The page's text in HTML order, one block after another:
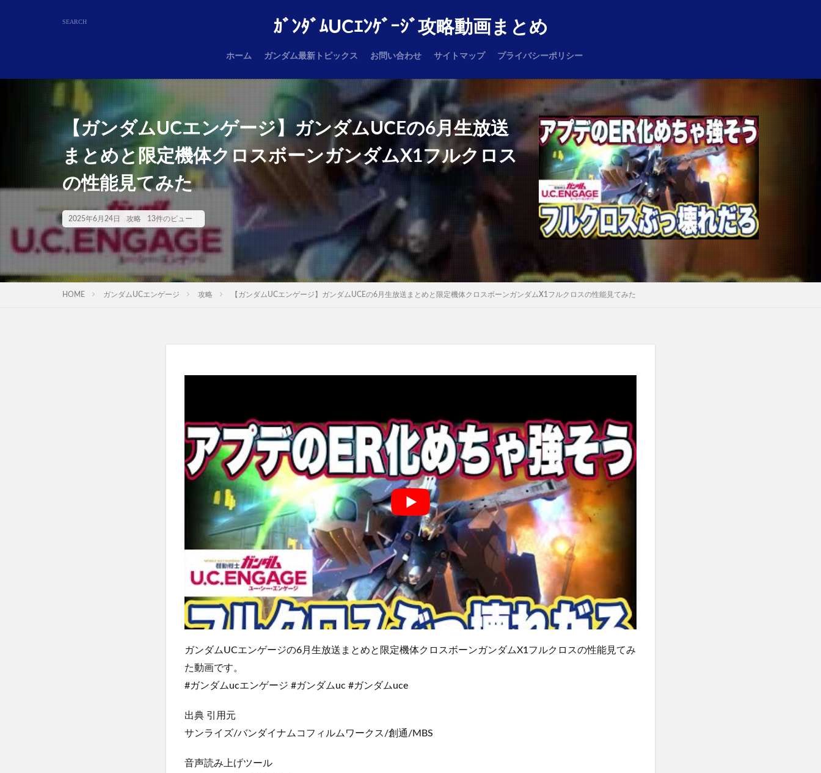
ｶﾞﾝﾀﾞﾑUCｴﾝｹﾞｰｼﾞ攻略動画まとめ
ホーム ガンダム最新トピックス お問い合わせ サイトマップ プライバシーポリシー
【ガンダムUCエンゲージ】ガンダムUCEの6月生放送
まとめと限定機体クロスボーンガンダムX1フルクロス
の性能見てみた
2025年6月24日 攻略 13件のビュー
HOME ガンダムUCエンゲージ 攻略 【ガンダムUCエンゲージ】ガンダムUCEの6月生放送まとめと限定機体クロスボーンガンダムX1フルクロスの性能見てみた
ガンダムUCエンゲージの6月生放送まとめと限定機体クロスボーンガンダムX1フルクロスの性能見てみ
た動画です。
#ガンダムucエンゲージ #ガンダムuc #ガンダムuce
出典 引用元
サンライズ/バンダイナムコフィルムワークス/創通/MBS
音声読み上げツール